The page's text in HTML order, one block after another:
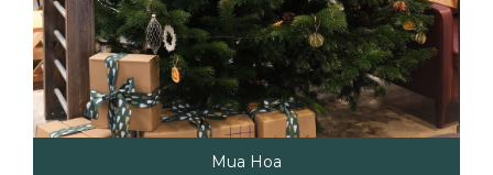
Mua Hoa